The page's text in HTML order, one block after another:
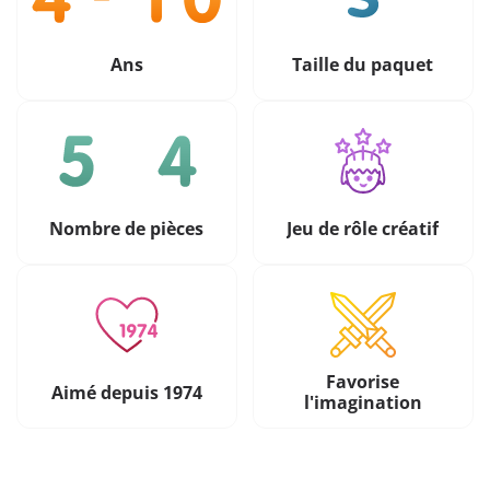
Ans Taille du paquet
Nombre de pièces Jeu de rôle créatif
Aimé depuis 1974
Favorise
l'imagination